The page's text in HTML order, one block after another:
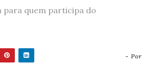
para quem participa do
- Por